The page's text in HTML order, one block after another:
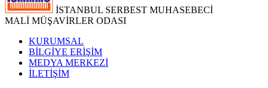
İSTANBUL SERBEST MUHASEBECİ
MALİ MÜŞAVİRLER ODASI
KURUMSAL
BİLGİYE ERİŞİM
MEDYA MERKEZİ
İLETİŞİM